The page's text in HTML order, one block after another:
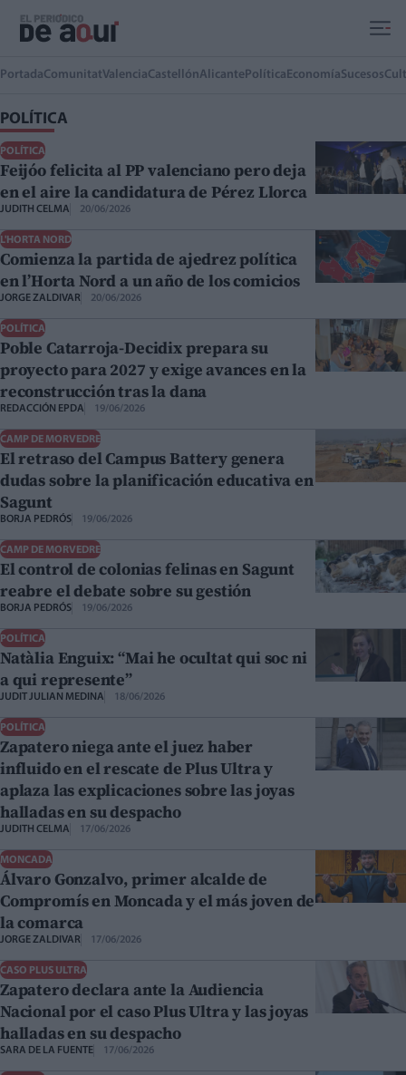
PortadaComunitatValenciaCastellónAlicante Política EconomíaSucesos
POLÍTICA
POLÍTICA
Feijóo felicita al PP valenciano pero deja
en el aire la candidatura de Pérez Llorca
JUDITH CELMA 20/06/2026
L'HORTA NORD
Comienza la partida de ajedrez política
en l’Horta Nord a un año de los comicios
JORGE ZALDIVAR 20/06/2026
POLÍTICA
Poble Catarroja-Decidix prepara su
proyecto para 2027 y exige avances en la
reconstrucción tras la dana
REDACCIÓN EPDA 19/06/2026
CAMP DE MORVEDRE
El retraso del Campus Battery genera
dudas sobre la planificación educativa en
Sagunt
BORJA PEDRÓS 19/06/2026
CAMP DE MORVEDRE
El control de colonias felinas en Sagunt
reabre el debate sobre su gestión
BORJA PEDRÓS 19/06/2026
POLÍTICA
Natàlia Enguix: “Mai he ocultat qui soc ni
a qui represente”
JUDIT JULIAN MEDINA 18/06/2026
POLÍTICA
Zapatero niega ante el juez haber
influido en el rescate de Plus Ultra y
aplaza las explicaciones sobre las joyas
halladas en su despacho
JUDITH CELMA 17/06/2026
MONCADA
Álvaro Gonzalvo, primer alcalde de
Compromís en Moncada y el más joven de
la comarca
JORGE ZALDIVAR 17/06/2026
CASO PLUS ULTRA
Zapatero declara ante la Audiencia
Nacional por el caso Plus Ultra y las joyas
halladas en su despacho
SARA DE LA FUENTE 17/06/2026